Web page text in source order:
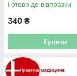
Готово до відправки
340 ₴
Купити